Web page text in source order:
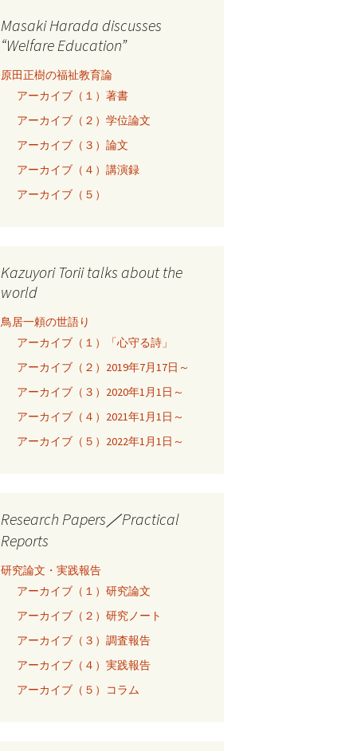
Masaki Harada discusses
“Welfare Education”
原田正樹の福祉教育論
アーカイブ（１）著書
アーカイブ（２）学位論文
アーカイブ（３）論文
アーカイブ（４）講演録
アーカイブ（５）
Kazuyori Torii talks about the
world
鳥居一頼の世語り
アーカイブ（１）「心守る詩」
アーカイブ（２）2019年7月17日～
アーカイブ（３）2020年1月1日～
アーカイブ（４）2021年1月1日～
アーカイブ（５）2022年1月1日～
Research Papers／Practical
Reports
研究論文・実践報告
アーカイブ（１）研究論文
アーカイブ（２）研究ノート
アーカイブ（３）調査報告
アーカイブ（４）実践報告
アーカイブ（５）コラム